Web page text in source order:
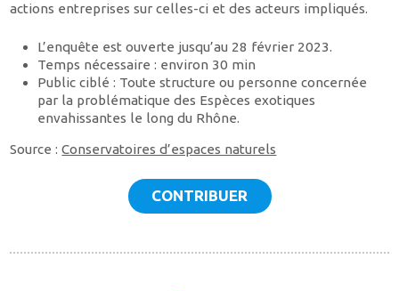
actions entreprises sur celles-ci et des acteurs impliqués.
L’enquête est ouverte jusqu’au 28 février 2023.
Temps nécessaire : environ 30 min
Public ciblé : Toute structure ou personne concernée
par la problématique des Espèces exotiques
envahissantes le long du Rhône.
Source :Conservatoires d’espaces naturels
CONTRIBUER